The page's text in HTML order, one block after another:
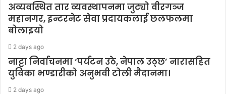
अव्यवस्थित तार व्यवस्थापनमा जुट्यो वीरगञ्ज
महानगर, इन्टरनेट सेवा प्रदायकलाई छलफलमा
बोलाइयो
2 days ago
नाट्टा निर्वाचनमा ‘पर्यटन उठे, नेपाल उठ्छ’ नारासहित
युविका भण्डारीको अनुभवी टोली मैदानमा।
2 days ago